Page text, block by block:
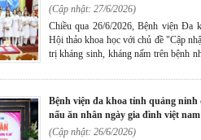
(Cập nhật: 27/6/2026)
Chiều qua 26/6/2026, Bệnh viện Đa
Hội thảo khoa học với chủ đề "Cập
trị kháng sinh, kháng nấm trên bệnh
Chương trình là diễn đàn khoa học
tiến bộ mới trong điều trị, đồng thời
thực tiễn, góp phần nâng cao chất
bệnh viện đa khoa tỉnh quảng ninh đạt giải đặc biệt tại hội thi
nấu ăn nhân ngày gia đình việt nam
(Cập nhật: 26/6/2026)